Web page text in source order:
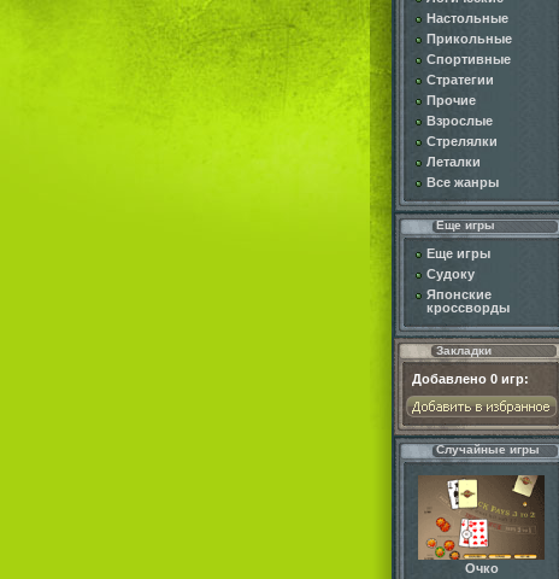
Настольные
Прикольные
Спортивные
Стратегии
Прочие
Взрослые
Стрелялки
Леталки
Все жанры
Еще игры
Еще игры
Судоку
Японские
кроссворды
Закладки
Добавлено 0 игр:
Случайные игры
Очко